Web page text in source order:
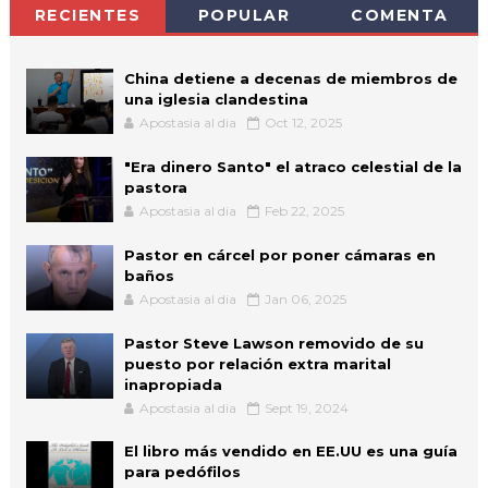
RECIENTES POPULAR COMENTA
China detiene a decenas de miembros de
una iglesia clandestina
Apostasia al dia Oct 12, 2025
"Era dinero Santo" el atraco celestial de la
pastora
Apostasia al dia Feb 22, 2025
Pastor en cárcel por poner cámaras en
baños
Apostasia al dia Jan 06, 2025
Pastor Steve Lawson removido de su
puesto por relación extra marital
inapropiada
Apostasia al dia Sept 19, 2024
El libro más vendido en EE.UU es una guía
para pedófilos